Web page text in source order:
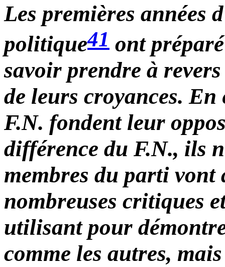
Les premières années
politique41 ont
savoir prendre à
de leurs croyances. En
F.N. fondent leur
différence du F.N., ils
membres du parti vont
nombreuses critiques
utilisant pour
comme les autres,